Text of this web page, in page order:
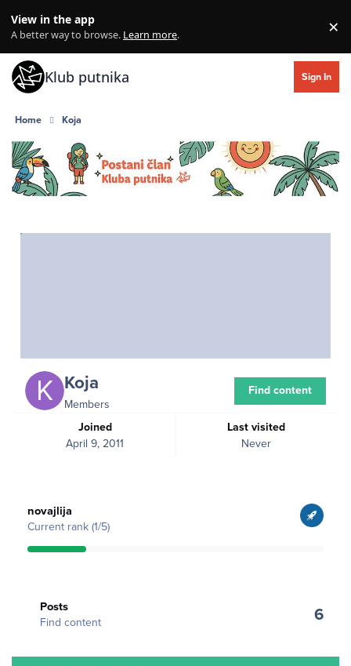
View in the app
A better way to browse. Learn more. ×
Klub putnika Sign In
Home Koja
Koja
Members
Joined
April 9, 2011
Last visited
Never
Find content
novajlija
Current rank (1/5)
Posts
Find content
6